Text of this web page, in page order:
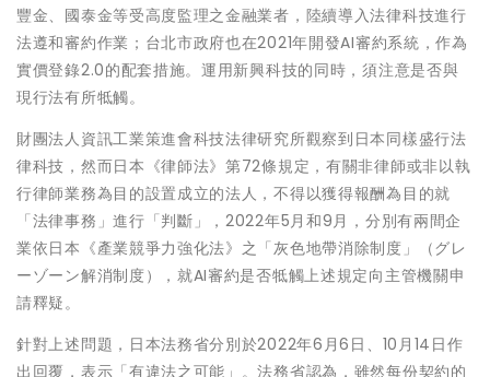
豐金、國泰金等受高度監理之金融業者，陸續導入法律科技進行
法遵和審約作業；台北市政府也在2021年開發AI審約系統，作為
實價登錄2.0的配套措施。運用新興科技的同時，須注意是否與
現行法有所牴觸。
財團法人資訊工業策進會科技法律研究所觀察到日本同樣盛行法
律科技，然而日本《律師法》第72條規定，有關非律師或非以執
行律師業務為目的設置成立的法人，不得以獲得報酬為目的就
「法律事務」進行「判斷」，2022年5月和9月，分別有兩間企
業依日本《產業競爭力強化法》之「灰色地帶消除制度」（グレ
ーゾーン解消制度），就AI審約是否牴觸上述規定向主管機關申
請釋疑。
針對上述問題，日本法務省分別於2022年6月6日、10月14日作
出回覆，表示「有違法之可能」。法務省認為，雖然每份契約的